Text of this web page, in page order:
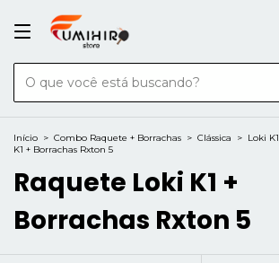
Início > Combo Raquete + Borrachas > Clássica > Loki K1
K1 + Borrachas Rxton 5
Raquete Loki K1 +
Borrachas Rxton 5